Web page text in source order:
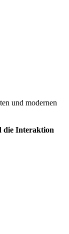
und modernen
die Interaktion